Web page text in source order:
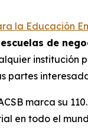
la Educación
de
institución
partes
marca su
en todo el